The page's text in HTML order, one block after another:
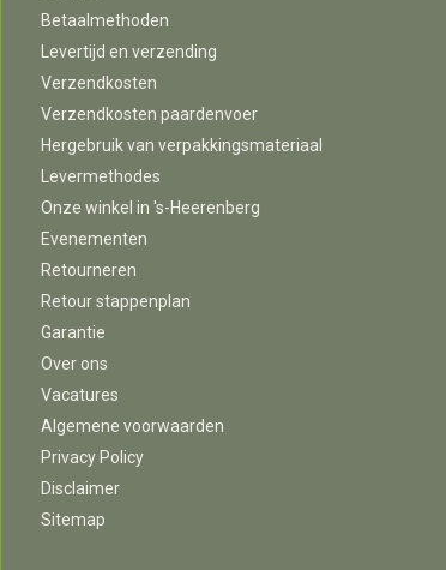
Betaalmethoden
Levertijd en verzending
Verzendkosten
Verzendkosten paardenvoer
Hergebruik van verpakkingsmateriaal
Levermethodes
Onze winkel in 's-Heerenberg
Evenementen
Retourneren
Retour stappenplan
Garantie
Over ons
Vacatures
Algemene voorwaarden
Privacy Policy
Disclaimer
Sitemap